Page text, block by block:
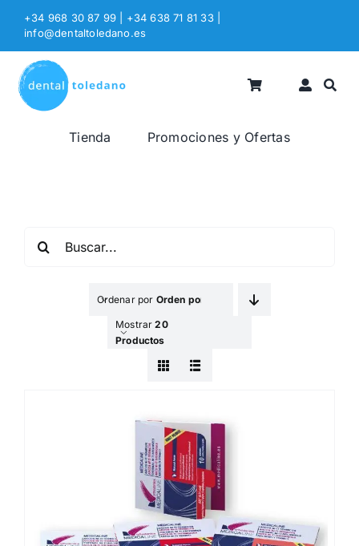
Saltar
contenido
+34 968 30 87 99 | +34 638 71 81 33
info@dentaltoledano.es
Tienda Promociones y Ofertas
Ordenar por Orden por Defecto
Mostrar20
Productos